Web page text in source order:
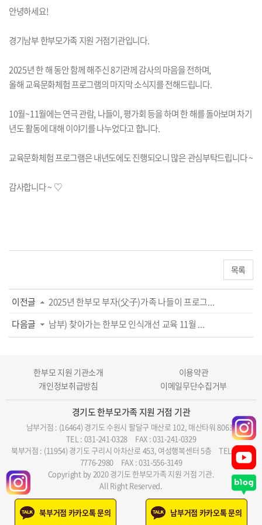
안녕하세요!
경기남부 한부모가족 지원 거점기관입니다.
2025년 한 해 동안 함께 해주신 8기관께 감사의 마음을 전하며,
올해 교육문화체험 프로그램의 마지막 소식지를 전해드립니다.
10월~11월에는 연극 관람, 나들이, 평가회 등을 하며 한 해를 돌아보며 차기
년도 활동에 대해 이야기를 나누었다고 합니다.
교육문화체험 프로그램은 내년도에도 진행되오니 많은 관심부탁드립니다 ~
감사합니다 ~ ♡
목록
이전글
2025년 한부모 부자(父子)가족 나들이 프로그...
다음글
남부) 찾아가는 한부모 인식개선 교육 11월 ...
북부거점 카카오톡 문의 남부거점 카카오톡 문의
한부모 지원 기관소개
이용약관
개인정보취급방침
이메일무단수집거부
경기도 한부모가족 지원 거점 기관
남부거점 : (16464) 경기도 수원시 팔달구 매산로 102, 매산타워 806호
TEL : 031-241-0328
FAX : 031-241-0329
북부거점 : (11954) 경기도 구리시 아차산로 453, 여성행복센터 5층
TEL : 070-
7776-2980
FAX : 031-556-3149
Copyright by 2020 경기도 한부모가족 지원 거점 기관.
All Right Reserved.